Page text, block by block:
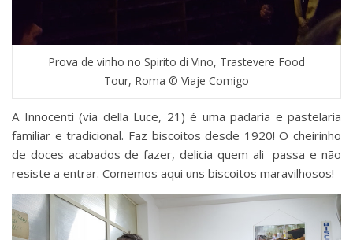
Prova de vinho no Spirito di Vino, Trastevere Food
Tour, Roma © Viaje Comigo
A Innocenti (via della Luce, 21) é uma padaria e pastelaria
familiar e tradicional. Faz biscoitos desde 1920! O cheirinho
de doces acabados de fazer, delicia quem ali passa e não
resiste a entrar. Comemos aqui uns biscoitos maravilhosos!